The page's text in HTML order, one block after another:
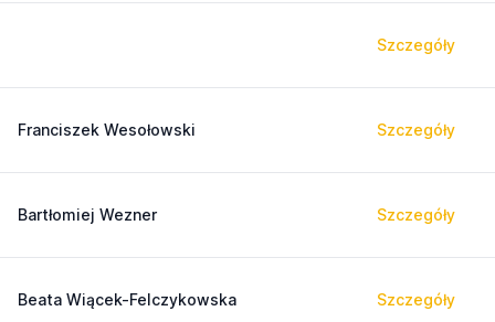
Szczegóły
Franciszek Wesołowski Szczegóły
Bartłomiej Wezner Szczegóły
Beata Wiącek-Felczykowska Szczegóły